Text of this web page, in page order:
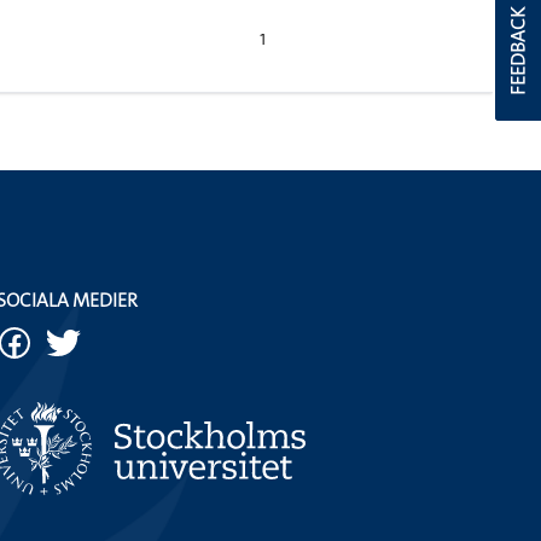
1 FEEDBACK
MEDIER